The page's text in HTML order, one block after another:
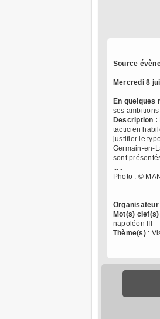
Source
Mercredi 8
En quelques
ses
Description :
tacticien
justifier le
Germain-en-
sont
.....
Photo : ©
Organisateur
Mot(s) clef(s)
napoléon III
Thème(s):